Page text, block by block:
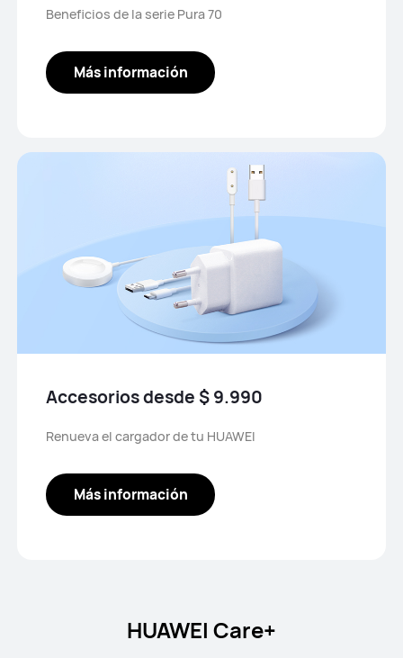
Beneficios de la serie Pura 70
Más información
Accesorios desde $ 9.990
Renueva el cargador de tu HUAWEI
Más información
HUAWEI Care+